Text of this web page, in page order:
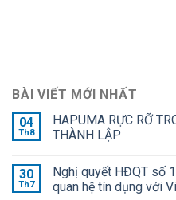
BÀI VIẾT MỚI NHẤT
04
Th8
HAPUMA RỰC RỠ
THÀNH LẬP
30
Th7
Nghị quyết HĐQT số
quan hệ tín dụng với